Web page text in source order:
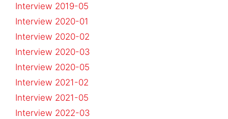
Interview 2019-05
Interview 2020-01
Interview 2020-02
Interview 2020-03
Interview 2020-05
Interview 2021-02
Interview 2021-05
Interview 2022-03